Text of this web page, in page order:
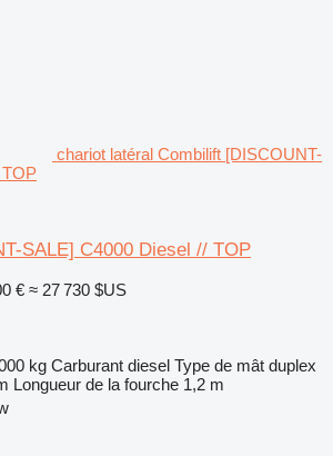
chariot latéral Combilift [DISCOUNT-
SALE] C4000 Diesel // TOP
€ ≈ 27 730 $US
kg Carburant diesel Type de mât duplex
Longueur de la fourche 1,2 m